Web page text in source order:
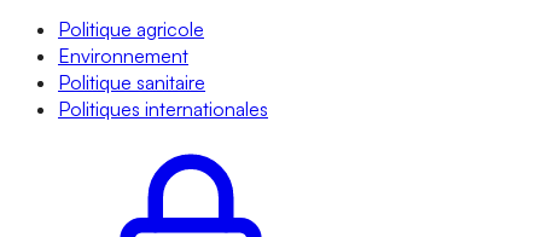
Politique agricole
Environnement
Politique sanitaire
Politiques internationales